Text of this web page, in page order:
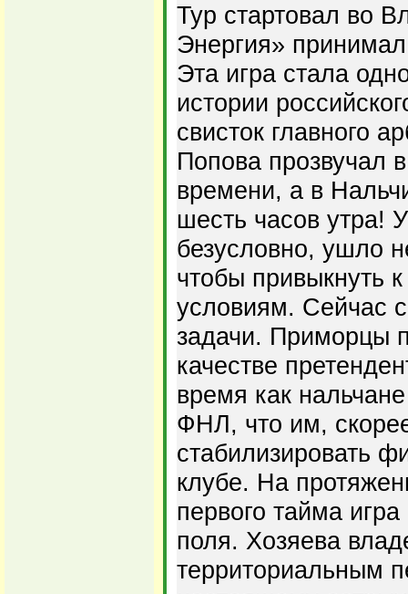
Тур стартовал во
Энергия»
Эта игра стала
истории
свисток главного
Попова прозвучал
времени, а в
шесть часов утра!
безусловно, ушло
чтобы привыкнуть
условиям. Сейчас
задачи. Приморцы
качестве
время как
ФНЛ, что им,
стабилизировать
клубе. На
первого тайма
поля. Хозяева
территориальным